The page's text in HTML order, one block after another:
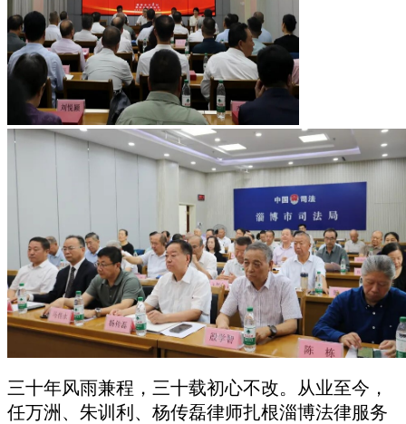
三十年风雨兼程，三十载初心不改。从业至今，
任万洲、朱训利、杨传磊律师扎根淄博法律服务